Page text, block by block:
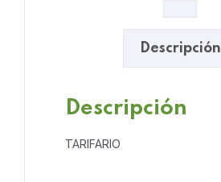
Descripción
Descripción
TARIFARIO